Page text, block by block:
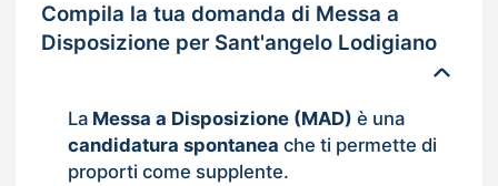
Compila la tua domanda di Messa a
Disposizione per Sant'angelo Lodigiano
La Messa a Disposizione (MAD) è una
candidatura spontanea che ti permette di
proporti come supplente.